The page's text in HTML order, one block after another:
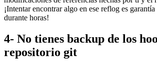
¡Intentar encontrar algo en ese reflog es
durante horas!
4- No tienes backup de los
repositorio git